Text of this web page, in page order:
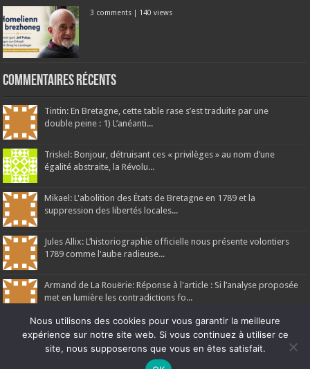
3 comments 140 views
Commentaires récents
Tintin: En Bretagne, cette table rase s’est traduite par une
double peine : 1) L’anéanti...
Triskel: Bonjour, détruisant ces « privilèges » au nom d’une
égalité abstraite, la Révolu...
Mikael: L'abolition des États de Bretagne en 1789 et la
suppression des libertés locales...
Jules Allix: L’historiographie officielle nous présente volontiers
1789 comme l'aube radieuse...
Armand de La Rouërie: Réponse à l'article : Si l’analyse proposée
met en lumière les contradictions fo...
Ne manquez pas la nouveauté de Bernard Rio "LA REVOLUTION DES
Nous utilisons des cookies pour vous garantir la meilleure
expérience sur notre site web. Si vous continuez à utiliser ce
site, nous supposerons que vous en êtes satisfait.